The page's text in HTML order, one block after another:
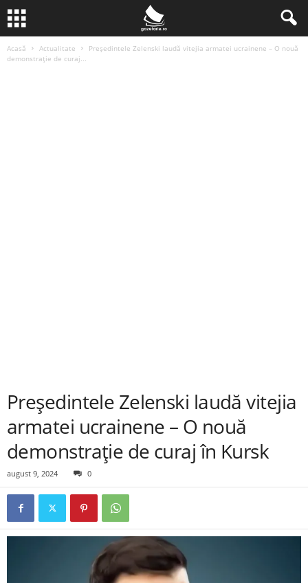
Acasă Actualitate
Președintele Zelenski laudă vitejia armatei ucrainene – O nouă
demonstrație de curaj...
Președintele Zelenski laudă vitejia
armatei ucrainene – O nouă
demonstrație de curaj în Kursk
august 9, 2024 0